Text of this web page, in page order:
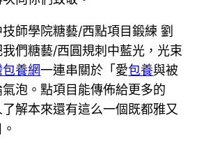
師學院糖藝/西點項目鍛練 劉
們糖藝/西圓規刺中藍光，光束
包養網一連串關於「愛包養與被
泡。點項目能傳佈給更多的
解本來還有這么一個既都雅又